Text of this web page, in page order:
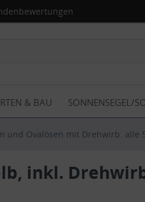
& BAU SONNENSEGEL/
und Ovalösen mit Drehwirb. alle
inkl.